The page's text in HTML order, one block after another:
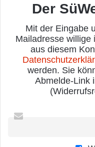
Der
Mit der Eingabe
Mailadresse willige
aus diesem
werden. Sie
Abmelde-Link